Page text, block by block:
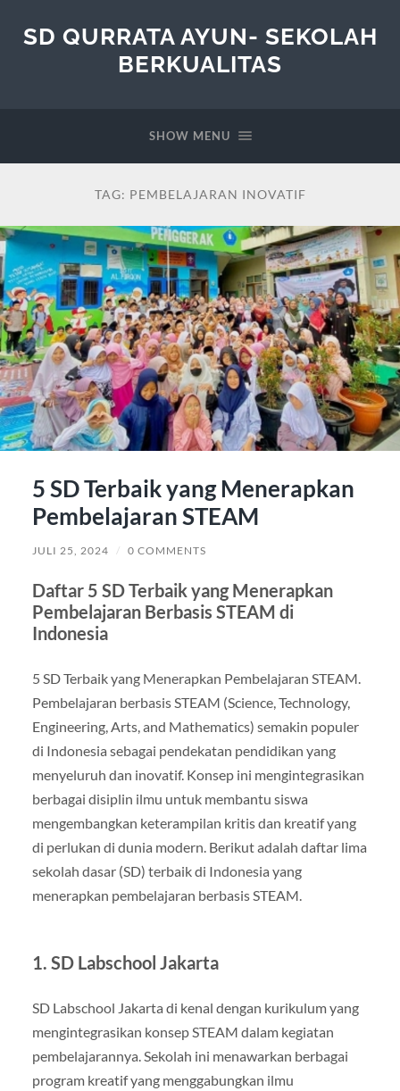
SD QURRATA AYUN- SEKOLAH
BERKUALITAS
SHOW MENU
TAG: PEMBELAJARAN INOVATIF
5 SD Terbaik yang Menerapkan
Pembelajaran STEAM
JULI 25, 2024 / 0 COMMENTS
Daftar 5 SD Terbaik yang Menerapkan
Pembelajaran Berbasis STEAM di
Indonesia
5 SD Terbaik yang Menerapkan Pembelajaran STEAM.
Pembelajaran berbasis STEAM (Science, Technology,
Engineering, Arts, and Mathematics) semakin populer
di Indonesia sebagai pendekatan pendidikan yang
menyeluruh dan inovatif. Konsep ini mengintegrasikan
berbagai disiplin ilmu untuk membantu siswa
mengembangkan keterampilan kritis dan kreatif yang
di perlukan di dunia modern. Berikut adalah daftar lima
sekolah dasar (SD) terbaik di Indonesia yang
menerapkan pembelajaran berbasis STEAM.
1. SD Labschool Jakarta
SD Labschool Jakarta di kenal dengan kurikulum yang
mengintegrasikan konsep STEAM dalam kegiatan
pembelajarannya. Sekolah ini menawarkan berbagai
program kreatif yang menggabungkan ilmu